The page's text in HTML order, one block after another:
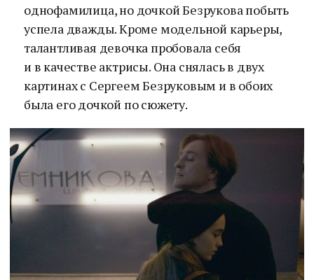
однофамилица, но дочкой Безрукова побыть
успела дважды. Кроме модельной карьеры,
талантливая девочка пробовала себя
и в качестве актрисы. Она снялась в двух
картинах с Сергеем Безруковым и в обоих
была его дочкой по сюжету.